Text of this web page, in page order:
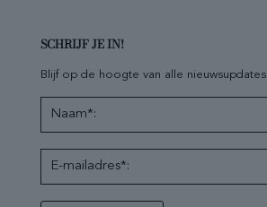
SCHRIJF JE IN!
Blijf op de hoogte van alle nieuwsupdates